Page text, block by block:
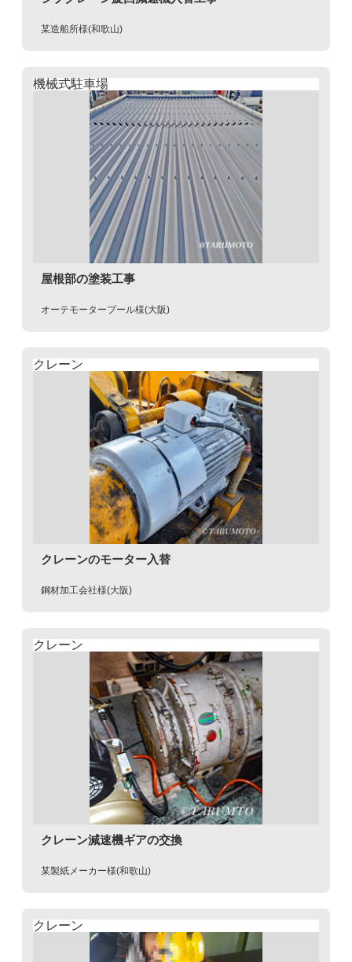
某造船所様(和歌山)
機械式駐車場
屋根部の塗装工事
オーテモータープール様(大阪)
クレーン
クレーンのモーター入替
鋼材加工会社様(大阪)
クレーン
クレーン減速機ギアの交換
某製紙メーカー様(和歌山)
クレーン